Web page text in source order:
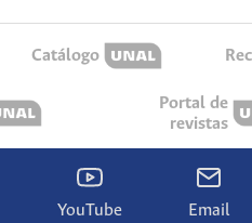
Catálogo
Portal de
revistas
YouTube Email